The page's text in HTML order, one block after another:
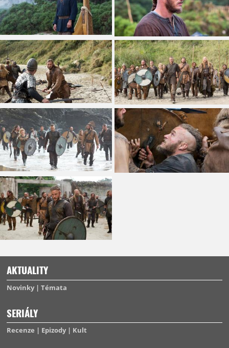
AKTUALITY
Novinky Témata
SERIÁLY
Recenze Epizody Kult